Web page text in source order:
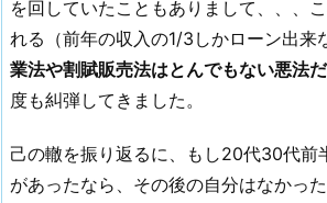
を回していたこともありまして、、、
れる（前年の収入の1/3しかローン出来
業法や割賦販売法はとんでもない悪法だ
度も糾弾してきました。
己の轍を振り返るに、もし20代30代前
があったなら、その後の自分はなかっ